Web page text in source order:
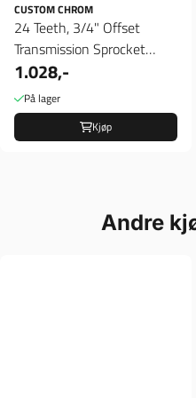
CUSTOM CHROM
24 Teeth, 3/4" Offset
Transmission Sprocket
Silver
1.028,-
På lager
Kjøp
Andre